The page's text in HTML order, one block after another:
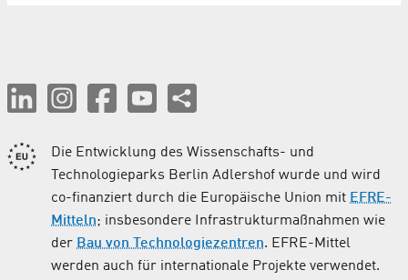
Die Entwicklung des Wissenschafts- und
Technologieparks Berlin Adlershof wurde und wird
co-finanziert durch die Europäische Union mit EFRE-
Mitteln; insbesondere Infrastrukturmaßnahmen wie
der Bau von Technologiezentren. EFRE-Mittel
werden auch für internationale Projekte verwendet.